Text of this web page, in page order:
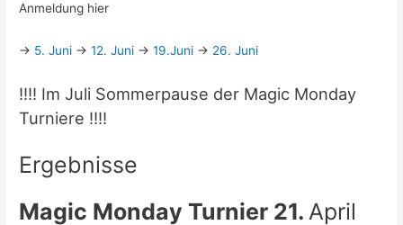
Anmeldung hier
-> 5. Juni ->12. Juni ->19.Juni -> 26. Juni
!!!! Im Juli Sommerpause der Magic Monday
Turniere !!!!
Ergebnisse
Magic Monday Turnier 21. April